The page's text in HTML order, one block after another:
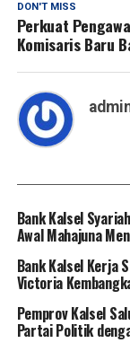
DON'T MISS
Perkuat
Komisaris Baru
Bank Kalsel
Awal Mahajuna
Bank Kalsel Kerja
Victoria
Pemprov Kalsel
Partai Politik